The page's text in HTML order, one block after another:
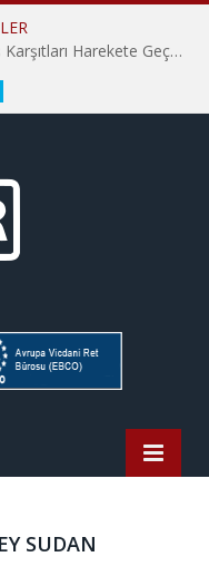
Hiroşima’nın 81. Yılında İtalyan Savaş Karşıtları Harekete Geçti: “Hatırlamak yeterli değil”
SUDAN